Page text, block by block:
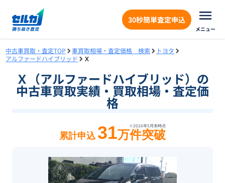
30秒簡単査定申込
メニュー
中古車買取・査定TOP 車買取相場・査定価格 検索
トヨタ
アルファードハイブリッド
Ｘ
Ｘ（アルファードハイブリッド）の
中古車買取実績・買取相場・査定価
格
※2026年5月末時点
累計申込 31万件突破